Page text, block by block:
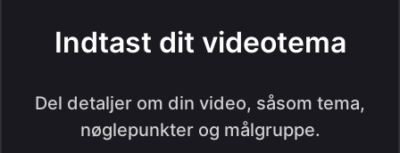
Indtast dit videotema
Del detaljer om din video, såsom tema,
nøglepunkter og målgruppe.